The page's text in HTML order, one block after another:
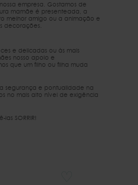
empresa. Gostamos de
mamãe é presenteada, a
melhor amigo ou a animação e
decorações.
e delicadas ou às mais
nosso apoio e
que um filho ou filha muda
segurança e pontualidade na
no mais alto nível de exigência
SORRIR!